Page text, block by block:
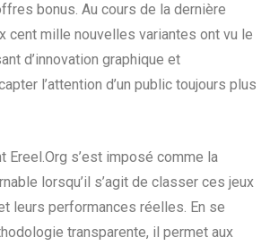
bonus. Au cours de la dernière
cent mille nouvelles variantes ont vu le
d’innovation graphique et
l’attention d’un public toujours plus
Ereel.Org s’est imposé comme la
lorsqu’il s’agit de classer ces jeux
leurs performances réelles. En se
transparente, il permet aux